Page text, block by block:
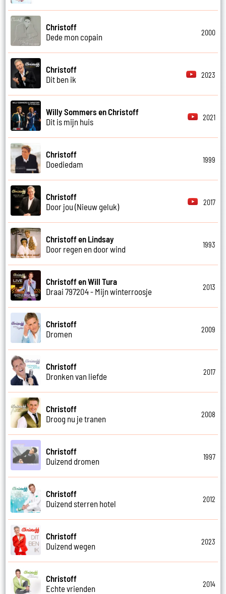
Christoff
Dede mon copain
2000
Christoff
Dit ben ik
2023
Willy Sommers en Christoff
Dit is mijn huis
2021
Christoff
Doediedam
1999
Christoff
Door jou (Nieuw geluk)
2017
Christoff en Lindsay
Door regen en door wind
1993
Christoff en Will Tura
Draai 797204 - Mijn winterroosje
2013
Christoff
Dromen
2009
Christoff
Dronken van liefde
2017
Christoff
Droog nu je tranen
2008
Christoff
Duizend dromen
1997
Christoff
Duizend sterren hotel
2012
Christoff
Duizend wegen
2023
Christoff
Echte vrienden
2014